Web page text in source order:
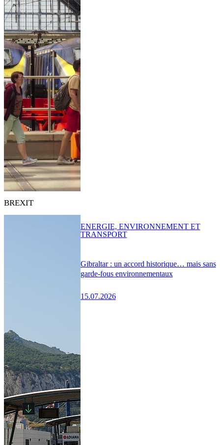
BREXIT
Gibraltar : un accord historique… mais sans
garde-fous environnementaux
15.07.2026
ENERGIE, ENVIRONNEMENT ET
TRANSPORT